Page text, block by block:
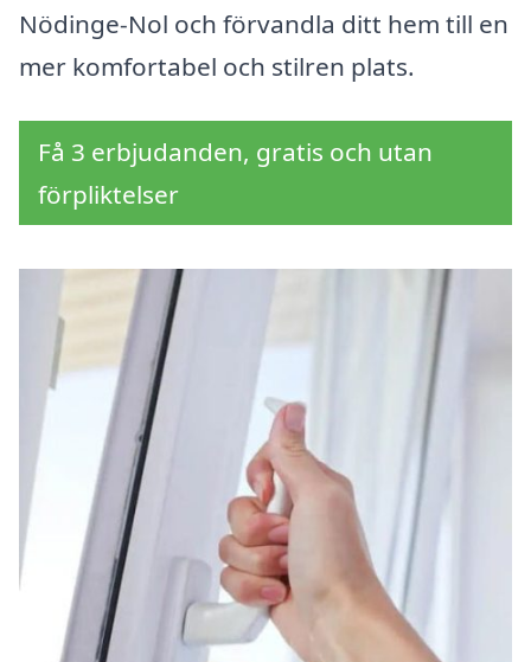
Nödinge-Nol och förvandla ditt hem till en
mer komfortabel och stilren plats.
Få 3 erbjudanden, gratis och utan
förpliktelser